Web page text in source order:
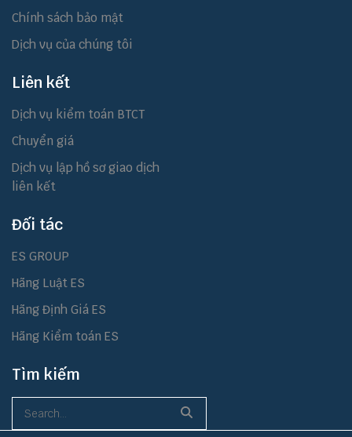
Chính sách bảo mật
Dịch vụ của chúng tôi
Liên kết
Dịch vụ kiểm toán BTCT
Chuyển giá
Dịch vụ lập hồ sơ giao dịch
liên kết
Đối tác
ES GROUP
Hãng Luật ES
Hãng Định Giá ES
Hãng Kiểm toán ES
Tìm kiếm